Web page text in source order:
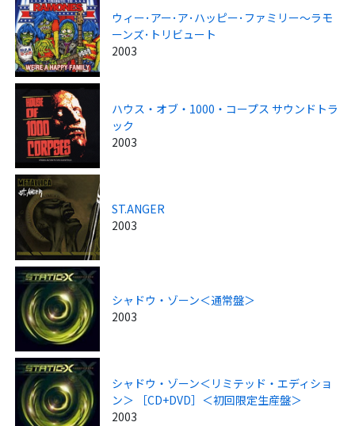
ウィー･アー･ア･ハッピー･ファミリー～ラモ
ーンズ･トリビュート
2003
ハウス・オブ・1000・コープス サウンドトラ
ック
2003
ST.ANGER
2003
シャドウ・ゾーン＜通常盤＞
2003
シャドウ・ゾーン＜リミテッド・エディショ
ン＞ ［CD+DVD］＜初回限定生産盤＞
2003